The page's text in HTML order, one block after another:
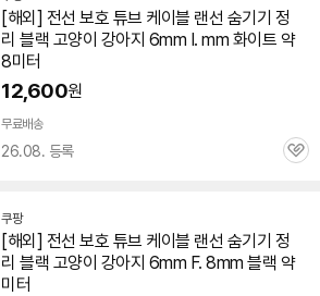
[해외] 전선 보호 튜브 케이블 랜선 숨기기 정
리 블랙 고양이 강아지 6mm I. mm 화이트 약
8미터
12,600원
무료배송
26.08. 등록
관
쿠팡
[해외] 전선 보호 튜브 케이블 랜선 숨기기 정
리 블랙 고양이 강아지 6mm F. 8mm 블랙 약
미터